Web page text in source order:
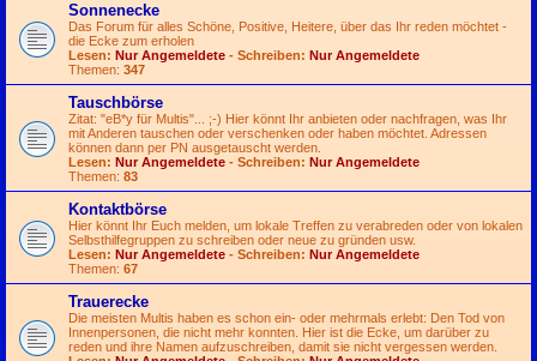
Sonnenecke
Das Forum für alles Schöne, Positive, Heitere, über das Ihr reden möchtet -
die Ecke zum erholen
Lesen: Nur Angemeldete - Schreiben: Nur Angemeldete
Themen: 347
Tauschbörse
Zitat: "eB*y für Multis"... ;-) Hier könnt Ihr anbieten oder nachfragen, was Ihr
mit Anderen tauschen oder verschenken oder haben möchtet. Adressen
können dann per PN ausgetauscht werden.
Lesen: Nur Angemeldete - Schreiben: Nur Angemeldete
Themen: 83
Kontaktbörse
Hier könnt Ihr Euch melden, um lokale Treffen zu verabreden oder von lokalen
Selbsthilfegruppen zu schreiben oder neue zu gründen usw.
Lesen: Nur Angemeldete - Schreiben: Nur Angemeldete
Themen: 67
Trauerecke
Die meisten Multis haben es schon ein- oder mehrmals erlebt: Den Tod von
Innenpersonen, die nicht mehr konnten. Hier ist die Ecke, um darüber zu
reden und ihre Namen aufzuschreiben, damit sie nicht vergessen werden.